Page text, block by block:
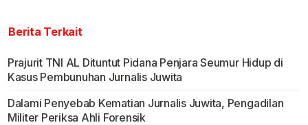
Berita Terkait
Prajurit TNI AL Dituntut Pidana Penjara Seumur Hidup di
Kasus Pembunuhan Jurnalis Juwita
Dalami Penyebab Kematian Jurnalis Juwita, Pengadilan
Militer Periksa Ahli Forensik